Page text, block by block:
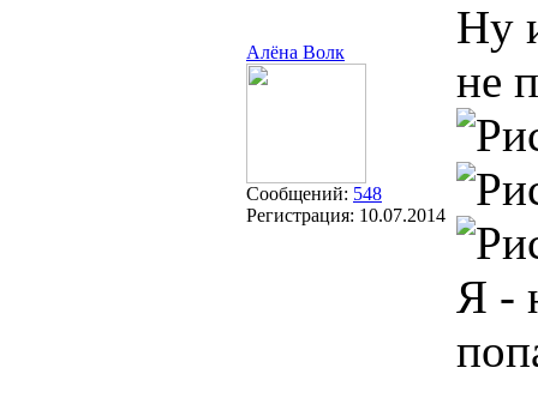
Алёна Волк
Сообщений: 548
Регистрация: 10.07.2014
Ну
не
Я -